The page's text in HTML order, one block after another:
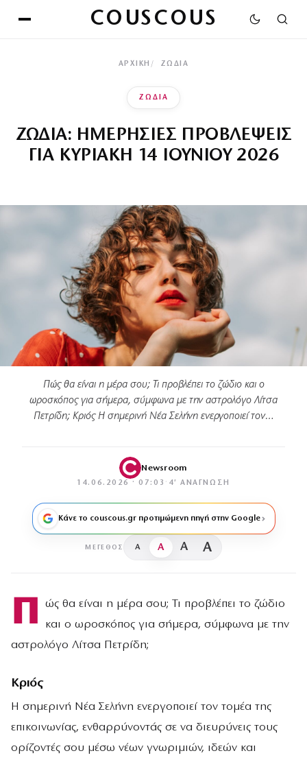
COUSCOUS
ΑΡΧΙΚΉ ΖΩΔΙΑ
ΖΩΔΙΑ
ΖΩΔΙΑ: ΗΜΕΡΗΣΙΕΣ ΠΡΟΒΛΕΨΕΙΣ
ΓΙΑ ΚΥΡΙΑΚΗ 14 ΙΟΥΝΙΟΥ 2026
Πώς θα είναι η μέρα σου; Τι προβλέπει το ζώδιο και ο
ωροσκόπος για σήμερα, σύμφωνα με την αστρολόγο Λίτσα
Πετρίδη; Κριός Η σημερινή Νέα Σελήνη ενεργοποιεί τον…
Newsroom
14.06.2026 · 07:03 · 4′ ΑΝΆΓΝΩΣΗ
Κάνε το couscous.gr προτιμώμενη πηγή στην Google
ΜΈΓΕΘΟΣ A A A A
Π
ώς θα είναι η μέρα σου; Τι προβλέπει το ζώδιο
και ο ωροσκόπος για σήμερα, σύμφωνα με την
αστρολόγο Λίτσα Πετρίδη;
Κριός
Η σημερινή Νέα Σελήνη ενεργοποιεί τον τομέα της
επικοινωνίας, ενθαρρύνοντάς σε να διευρύνεις τους
ορίζοντές σου μέσω νέων γνωριμιών, ιδεών και